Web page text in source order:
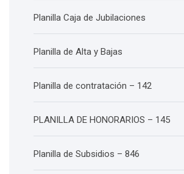
Planilla Caja de Jubilaciones
Planilla de Alta y Bajas
Planilla de contratación – 142
PLANILLA DE HONORARIOS – 145
Planilla de Subsidios – 846